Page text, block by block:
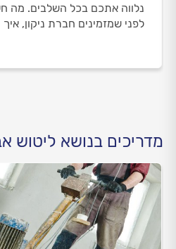
נלווה אתכם בכל השלבים. מה
לפני שמזמינים חברת ניקון,
מדריכים בנושא ליטוש